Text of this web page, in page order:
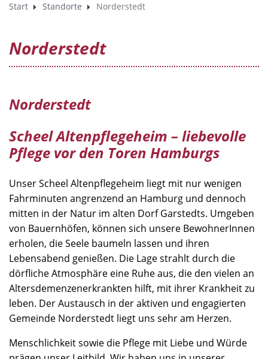
Start Standorte Norderstedt
Norderstedt
Norderstedt
Scheel Altenpflegeheim – liebevolle
Pflege vor den Toren Hamburgs
Unser Scheel Altenpflegeheim liegt mit nur wenigen
Fahrminuten angrenzend an Hamburg und dennoch
mitten in der Natur im alten Dorf Garstedts. Umgeben
von Bauernhöfen, können sich unsere BewohnerInnen
erholen, die Seele baumeln lassen und ihren
Lebensabend genießen. Die Lage strahlt durch die
dörfliche Atmosphäre eine Ruhe aus, die den vielen an
Altersdemenzenerkrankten hilft, mit ihrer Krankheit zu
leben. Der Austausch in der aktiven und engagierten
Gemeinde Norderstedt liegt uns sehr am Herzen.
Menschlichkeit sowie die Pflege mit Liebe und Würde